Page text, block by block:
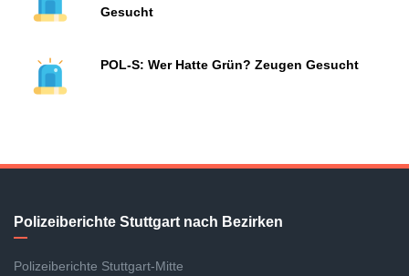
Gesucht
POL-S: Wer Hatte Grün? Zeugen Gesucht
Polizeiberichte Stuttgart nach Bezirken
Polizeiberichte Stuttgart-Mitte